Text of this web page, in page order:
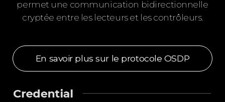
permet une communication bidirectionnelle
cryptée entre les lecteurs et les contrôleurs.
En savoir plus sur le protocole OSDP